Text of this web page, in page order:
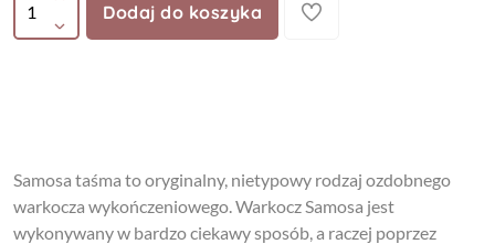
Dodaj do koszyka
Samosa taśma to oryginalny, nietypowy rodzaj ozdobnego
warkocza wykończeniowego. Warkocz Samosa jest
wykonywany w bardzo ciekawy sposób, a raczej poprzez